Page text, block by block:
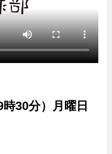
30分）月曜日